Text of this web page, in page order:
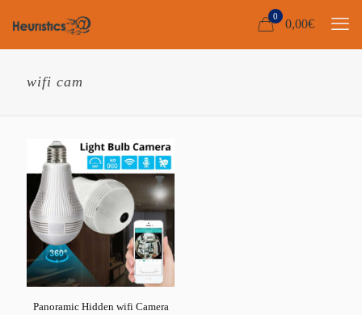
0
0,00€
wifi cam
Panoramic Hidden wifi Camera